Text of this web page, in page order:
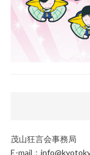
茂山狂言会事務局
E-mail：